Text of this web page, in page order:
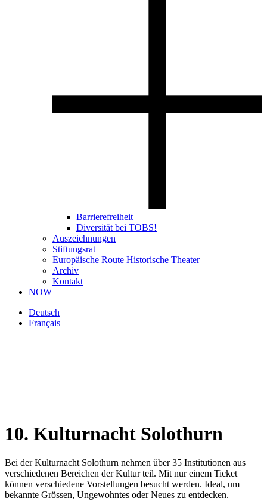
Barrierefreiheit
Diversität bei TOBS!
Auszeichnungen
Stiftungsrat
Europäische Route Historische Theater
Archiv
Kontakt
NOW
Deutsch
Français
10. Kulturnacht Solothurn
Bei der Kulturnacht Solothurn nehmen über 35 Institutionen aus
verschiedenen Bereichen der Kultur teil. Mit nur einem Ticket
können verschiedene Vorstellungen besucht werden. Ideal, um
bekannte Grössen, Ungewohntes oder Neues zu entdecken.